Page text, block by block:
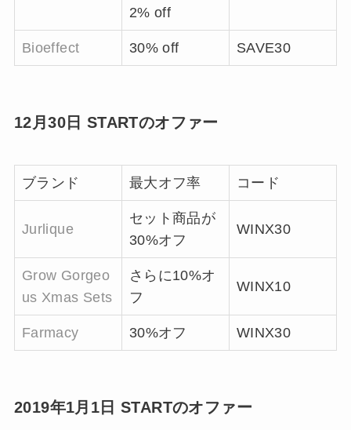
2% off
Bioeffect 30% off SAVE30
12月30日 STARTのオファー
ブランド 最大オフ率 コード
Jurlique
セット商品が
30%オフ
WINX30
Grow Gorgeo
us Xmas Sets
さらに10%オ
フ
WINX10
Farmacy 30%オフ WINX30
2019年1月1日 STARTのオファー